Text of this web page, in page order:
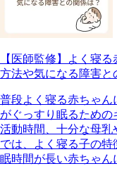
【医師監修】よく寝
方法や気になる障害と
普段よく寝る赤ちゃ
がぐっすり眠るための
活動時間、十分な母乳
では、よく寝る子の
眠時間が長い赤ちゃん